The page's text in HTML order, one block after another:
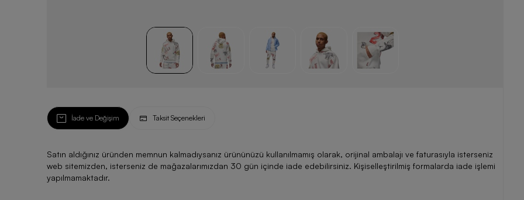
İade ve Değişim Taksit Seçenekleri
Satın aldığınız üründen memnun kalmadıysanız ürününüzü kullanılmamış olarak, orijinal ambalajı ve faturasıyla isterseniz
web sitemizden, isterseniz de mağazalarımızdan 30 gün içinde iade edebilirsiniz. Kişiselleştirilmiş formalarda iade işlemi
yapılmamaktadır.